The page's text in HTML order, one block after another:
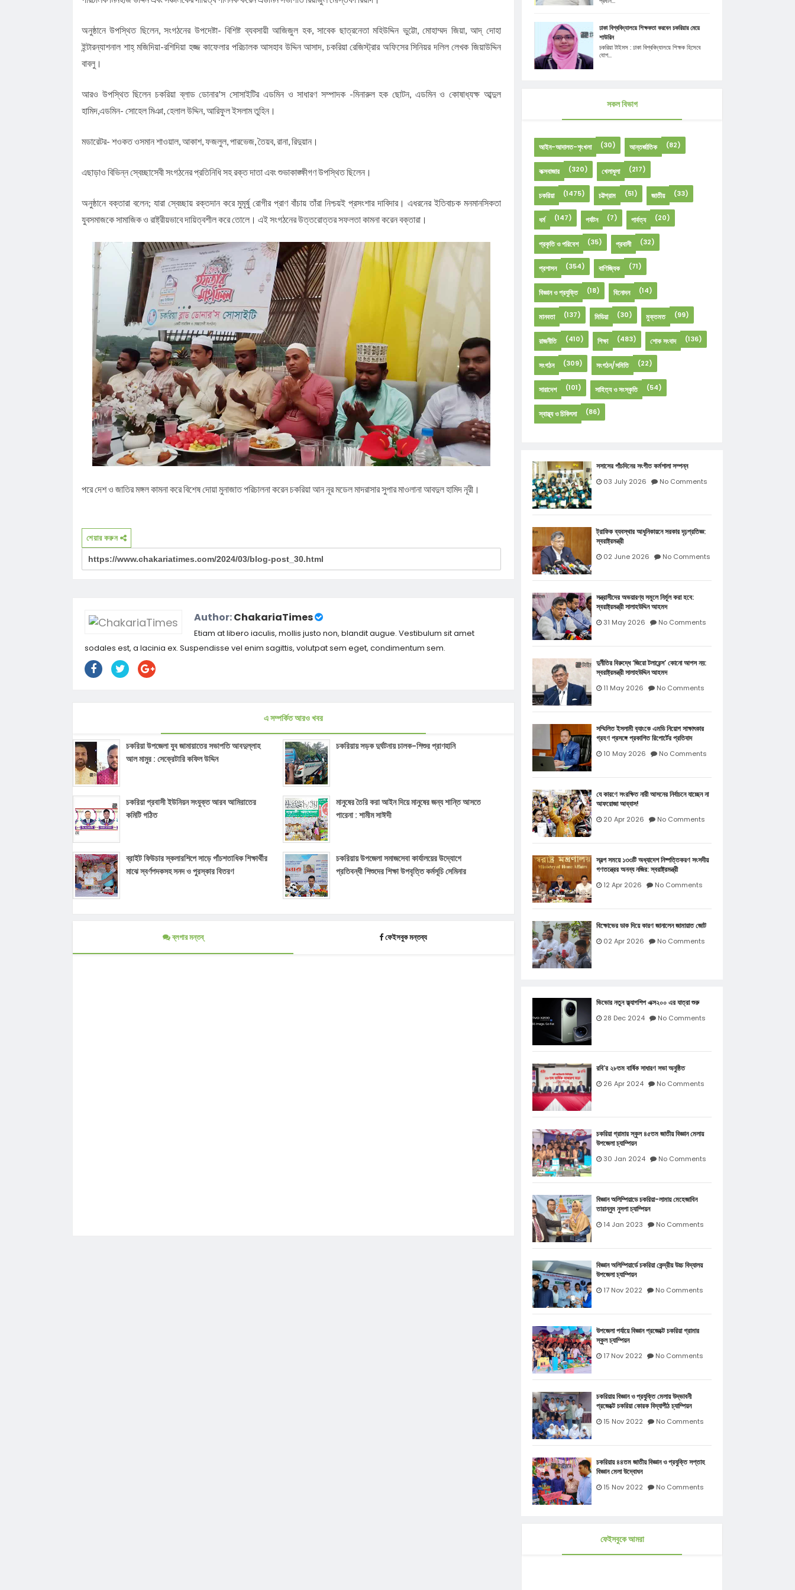
অনুষ্ঠানে উপস্থিত ছিলেন, সংগঠনের উপদেষ্টা- বিশিষ্ট ব্যবসায়ী আজিজুল হক, সাবেক ছাত্রনেতা মহিউদ্দিন ভুট্টো, মোহাম্মদ জিয়া, আদ্ দোহা
ইন্টারন্যাশনাল শাহ্ মজিদিয়া-রশিদিয়া হজ্জ কাফেলার পরিচালক আসহাব উদ্দিন আসাদ, চকরিয়া রেজিস্ট্রার অফিসের সিনিয়র দলিল লেখক জিয়াউদ্দিন
বাবলু।
আরও উপস্থিত ছিলেন চকরিয়া ব্লাড ডোনার'স সোসাইটির এডমিন ও সাধারণ সম্পাদক -মিনারুল হক ছোটন, এডমিন ও কোষাধ্যক্ষ আব্দুল
হামিদ,এডমিন- সোহেল মিঞা, হেলাল উদ্দিন, আরিফুল ইসলাম তুহিন।
মডারেটর- শওকত ওসমান শাওয়াল, আকাশ, ফজলুল, পারভেজ, তৈয়ব, রানা, রিদুয়ান।
এছাড়াও বিভিন্ন স্বেচ্ছাসেবী সংগঠনের প্রতিনিধি সহ রক্ত দাতা এবং শুভাকাঙ্ক্ষীগণ উপস্থিত ছিলেন।
অনুষ্ঠানে বক্তারা বলেন; যারা স্বেচ্ছায়রক্তদান করে মুমূর্ষু রোগীর প্রাণ বাঁচায় তাঁরা নিশ্চয়ই প্রসংশার দাবিদার। এধরনের ইতিবাচক মনমানসিকতা
যুবসমাজকে সামাজিক ও রাষ্ট্রীয়ভাবে দায়িত্বশীল করে তোলে। এই সংগঠনের উত্তরোত্তর সফলতা কামনা করেন বক্তারা।
পরে দেশ ও জাতির মঙ্গল কামনা করে বিশেষ দোয়া মুনাজাত পরিচালনাকরেন চকরিয়া আন নূর মডেল মাদরাসার সুপার মাওলানা আবদুল হামিদ নূরী।
শেয়ার করুন
Author:ChakariaTimes
Etiam at libero iaculis, mollis justo non, blandit augue. Vestibulum sit amet
sodales est, a lacinia ex. Suspendisse vel enim sagittis, volutpat sem eget, condimentum sem.
এ সম্পর্কিত আরও খবর
চকরিয়া উপজেলা যুব জামায়াতের সভাপতি আবদুল্লাহ
আল মামুর : সেক্রেটারি কফিল উদ্দিন
চকরিয়ায় সড়ক দুর্ঘটনায় চালক-শিশুর প্রাণহানি
চকরিয়া প্রবাসী ইউনিয়ন সংযুক্ত আরব আমিরাতের
কমিটি গঠিত
মানুষের তৈরি করা আইন দিয়ে মানুষের জন্য শান্তি আসতে
পারেনা : শামীম সাঈদী
ব্রাইট ফিউচার স্কলারশিপে সাড়ে পাঁচশতাধিক শিক্ষার্থীর
মাঝে স্বর্ণপদকসহ সনদ ও পুরস্কার বিতরণ
চকরিয়ায় উপজেলা সমাজসেবা কার্যালয়ের উদ্যোগে
প্রতিবন্ধী শিশুদের শিক্ষা উপবৃত্তি কর্মসূচি সেমিনার
ব্লগার মন্তব্ ফেইসবুক মন্তব্য
ঢাকা বিশ্ববিদ্যালয়ে শিক্ষকতা করবেন চকরিয়ার মেয়ে
শাউরিন
চকরিয়া টাইমস : ঢাকা বিশ্ববিদ্যালয়ে শিক্ষক হিসেবে
যোগ...
সকল বিভাগ
আইন-আদালত-শৃংখলা (30) আন্তর্জাতিক (82)
কক্সবাজার (320) খেলাধুলা (217)
চকরিয়া (1475) চট্টগ্রাম (51) জাতীয় (33)
ধর্ম (147) পর্যটন (7) পার্বত্য (20)
প্রকৃতি ও পরিবেশ (35) প্রবাসী (32)
প্রশাসন (354) বাণিজ্যিক (71)
বিজ্ঞান ও প্রযুক্তি (18) বিনোদন (14)
মানবতা (137) মিডিয়া (30) মুক্তমত (99)
রাজনীতি (410) শিক্ষা (483) শোক সংবাদ (136)
সংগঠন (309) সংগঠন/সমিতি (22)
সারাদেশ (101) সাহিত্য ও সংস্কৃতি (54)
স্বাস্থ্য ও চিকিৎসা (86)
সসাসের পাঁচদিনের সংগীত কর্মশালা সম্পন্ন
03 July 2026 No Comments
ট্রাফিক ব্যবস্থার আধুনিকায়নে সরকার দৃঢ়প্রতিজ্ঞ:
স্বরাষ্ট্রমন্ত্রী
02 June 2026 No Comments
সন্ত্রাসীদের অভয়ারণ্য সমূলে নির্মূল করা হবে:
স্বরাষ্ট্রমন্ত্রী সালাহউদ্দিন আহমদ
31 May 2026 No Comments
দুর্নীতির বিরুদ্ধে ‘জিরো টলারেন্স’ কোনো আপস নয়:
স্বরাষ্ট্রমন্ত্রী সালাহউদ্দিন আহমদ
11 May 2026 No Comments
সম্মিলিত ইসলামী ব‍্যাংকে এমডি নিয়োগ সাক্ষাৎকার
গ্রহণ প্রসঙ্গে প্রকাশিত রিপোর্টের প্রতিবাদ
10 May 2026 No Comments
যে কারণে সংরক্ষিত নারী আসনের নির্বাচনে যাচ্ছেন না
আফরোজা আব্বাস!
20 Apr 2026 No Comments
স্বল্প সময়ে ১৩৩টি অধ্যাদেশ নিষ্পত্তিকরণ সংসদীয়
গণতন্ত্রের অনন্য নজির: স্বরাষ্ট্রমন্ত্রী
12 Apr 2026 No Comments
বিক্ষোভের ডাক দিয়ে কারণ জানালেন জামায়াত জোট
02 Apr 2026 No Comments
ভিভোর নতুন ফ্ল্যাগশিপ এক্স২০০ এর যাত্রা শুরু
28 Dec 2024 No Comments
রবি’র ২৮তম বার্ষিক সাধারণ সভা অনুষ্ঠিত
26 Apr 2024 No Comments
চকরিয়া গ্রামার স্কুল ৪৫তম জাতীয় বিজ্ঞান মেলায়
উপজেলা চ্যাম্পিয়ন
30 Jan 2024 No Comments
বিজ্ঞান অলিম্পিয়াডে চকরিয়া-লামায় মেহেজাবিন
তারান্নুম নুসপা চ্যাম্পিয়ন
14 Jan 2023 No Comments
বিজ্ঞান অলিম্পিয়ার্ডে চকরিয়া কেন্দ্রীয় উচ্চ বিদ্যালয়
উপজেলা চ্যাম্পিয়ন
17 Nov 2022 No Comments
উপজেলা পর্যায়ে বিজ্ঞান প্রজেক্টে চকরিয়া গ্রামার
স্কুল চ্যাম্পিয়ন
17 Nov 2022 No Comments
চকরিয়ায় বিজ্ঞান ও প্রযুক্তি মেলায় উদ্ভাবনী
প্রজেক্টে চকরিয়া কোরক বিদ্যাপীঠ চ্যাম্পিয়ন
15 Nov 2022 No Comments
চকরিয়ায় ৪৪তম জাতীয় বিজ্ঞান ও প্রযুক্তি সপ্তাহ
বিজ্ঞান মেলা উদ্বোধন
15 Nov 2022 No Comments
ফেইসবুকে আমরা